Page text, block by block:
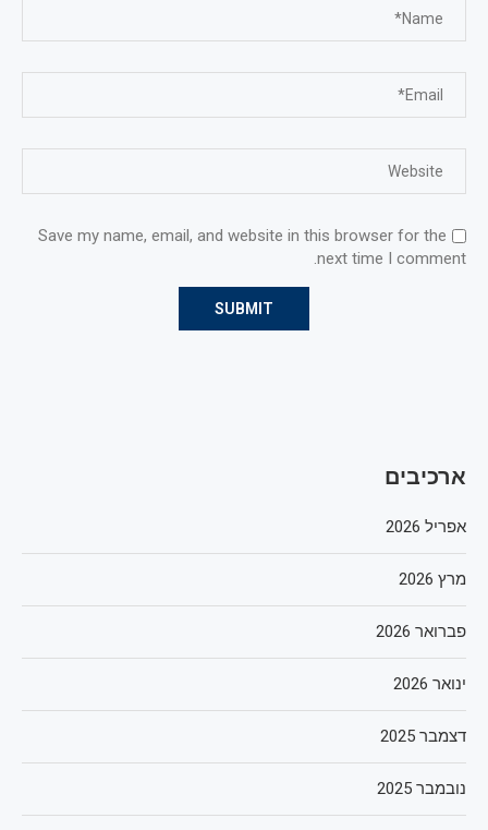
Save my name, email, and website in this browser for the
next time I comment.
ארכיבים
אפריל 2026
מרץ 2026
פברואר 2026
ינואר 2026
דצמבר 2025
נובמבר 2025